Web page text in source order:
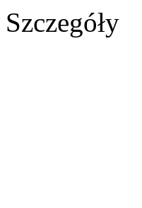
Szczegóły